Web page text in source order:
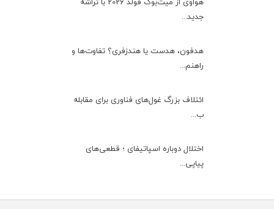
جدید...
هدفون، هدست یا هندزفری؟ تفاوت‌ها و
راهنم...
ائتلاف بزرگ غول‌های فناوری برای مقابله
ب...
اختلال دوباره اسپاتیفای ؛ قطعی‌های
پیاپی...